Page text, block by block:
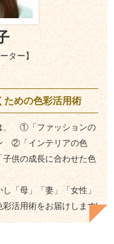
ター】
ための色彩活用術
、 ①「ファッションの
②「インテリアの色
供の成長に合わせた色
「母」「妻」「女性」
活用術をお届けします!